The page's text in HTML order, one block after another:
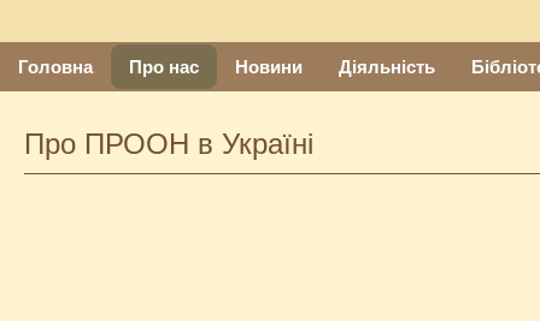
Головна Про нас Новини Діяльність
Про ПРООН в Україні